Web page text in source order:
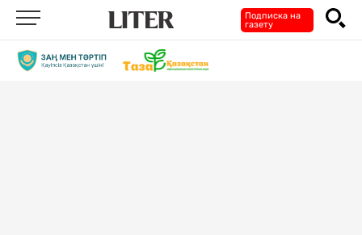
Подписка на
газету